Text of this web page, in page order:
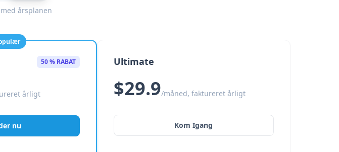
årsplanen
50 % RABAT
årligt
nu
Ultimate
$29.9/måned, faktureret årligt
Kom Igang